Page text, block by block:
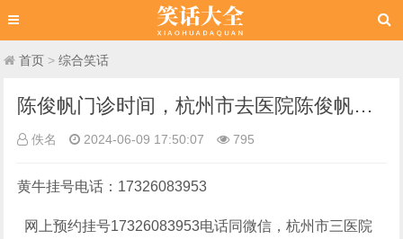
首页 >综合笑话
陈俊帆门诊时间，杭州市去医院陈俊帆网上预约挂号，杭州市三医院代挂号
佚名 2024-06-09 17:50:07 795
黄牛挂号电话：17326083953
网上预约挂号17326083953电话同微信，杭州市三医院